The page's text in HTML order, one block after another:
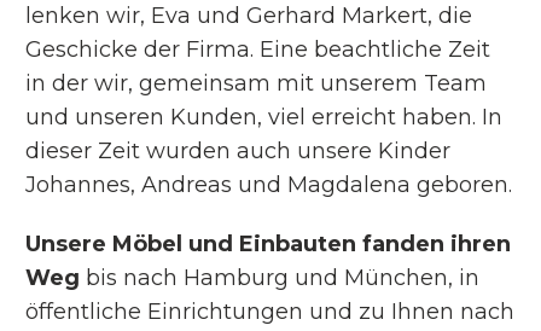
lenken wir, Eva und Gerhard Markert, die
Geschicke der Firma. Eine beachtliche Zeit
in der wir, gemeinsam mit unserem Team
und unseren Kunden, viel erreicht haben. In
dieser Zeit wurden auch unsere Kinder
Johannes, Andreas und Magdalena geboren.
Unsere Möbel und Einbauten fanden ihren
Weg bis nach Hamburg und München, in
öffentliche Einrichtungen und zu Ihnen nach